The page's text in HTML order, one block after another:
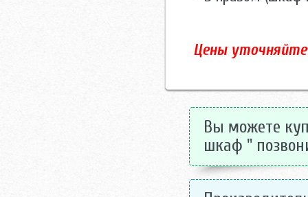
Цены
Вы можете
шкаф "